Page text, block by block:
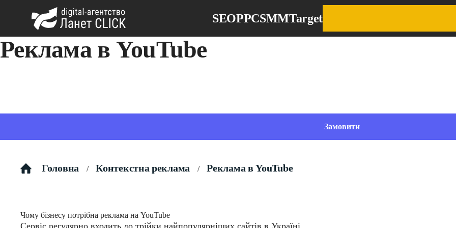
SEOPPCSMMTarget
Реклама в YouTube
Замовити
Головна / Контекстна реклама / Реклама в YouTube
Чому бізнесу потрібна реклама на YouTube
Сервіс регулярно входить до трійки найпопулярніших сайтів в Україні.